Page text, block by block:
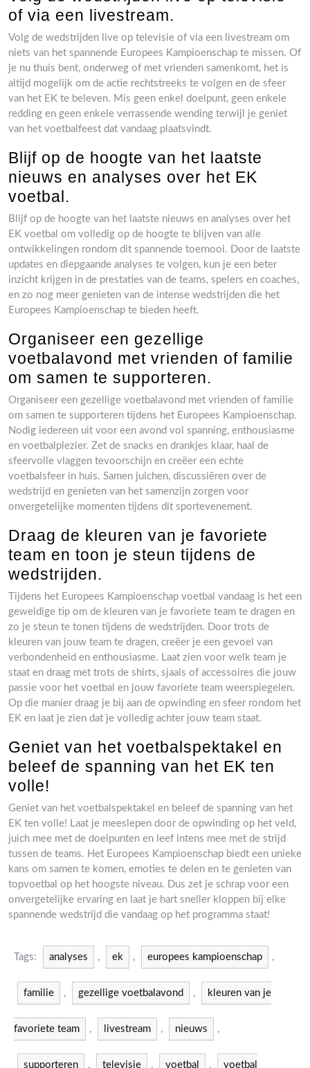
of via een livestream.
Volg de wedstrijden live op televisie of via een livestream om
niets van het spannende Europees Kampioenschap te missen. Of
je nu thuis bent, onderweg of met vrienden samenkomt, het is
altijd mogelijk om de actie rechtstreeks te volgen en de sfeer
van het EK te beleven. Mis geen enkel doelpunt, geen enkele
redding en geen enkele verrassende wending terwijl je geniet
van het voetbalfeest dat vandaag plaatsvindt.
Blijf op de hoogte van het laatste
nieuws en analyses over het EK
voetbal.
Blijf op de hoogte van het laatste nieuws en analyses over het
EK voetbal om volledig op de hoogte te blijven van alle
ontwikkelingen rondom dit spannende toernooi. Door de laatste
updates en diepgaande analyses te volgen, kun je een beter
inzicht krijgen in de prestaties van de teams, spelers en coaches,
en zo nog meer genieten van de intense wedstrijden die het
Europees Kampioenschap te bieden heeft.
Organiseer een gezellige
voetbalavond met vrienden of familie
om samen te supporteren.
Organiseer een gezellige voetbalavond met vrienden of familie
om samen te supporteren tijdens het Europees Kampioenschap.
Nodig iedereen uit voor een avond vol spanning, enthousiasme
en voetbalplezier. Zet de snacks en drankjes klaar, haal de
sfeervolle vlaggen tevoorschijn en creëer een echte
voetbalsfeer in huis. Samen juichen, discussiëren over de
wedstrijd en genieten van het samenzijn zorgen voor
onvergetelijke momenten tijdens dit sportevenement.
Draag de kleuren van je favoriete
team en toon je steun tijdens de
wedstrijden.
Tijdens het Europees Kampioenschap voetbal vandaag is het een
geweldige tip om de kleuren van je favoriete team te dragen en
zo je steun te tonen tijdens de wedstrijden. Door trots de
kleuren van jouw team te dragen, creëer je een gevoel van
verbondenheid en enthousiasme. Laat zien voor welk team je
staat en draag met trots de shirts, sjaals of accessoires die jouw
passie voor het voetbal en jouw favoriete team weerspiegelen.
Op die manier draag je bij aan de opwinding en sfeer rondom het
EK en laat je zien dat je volledig achter jouw team staat.
Geniet van het voetbalspektakel en
beleef de spanning van het EK ten
volle!
Geniet van het voetbalspektakel en beleef de spanning van het
EK ten volle! Laat je meeslepen door de opwinding op het veld,
juich mee met de doelpunten en leef intens mee met de strijd
tussen de teams. Het Europees Kampioenschap biedt een unieke
kans om samen te komen, emoties te delen en te genieten van
topvoetbal op het hoogste niveau. Dus zet je schrap voor een
onvergetelijke ervaring en laat je hart sneller kloppen bij elke
spannende wedstrijd die vandaag op het programma staat!
Tags: analyses , ek , europees kampioenschap ,
familie , gezellige voetbalavond , kleuren van je
favoriete team , livestream , nieuws ,
supporteren , televisie , voetbal , voetbal